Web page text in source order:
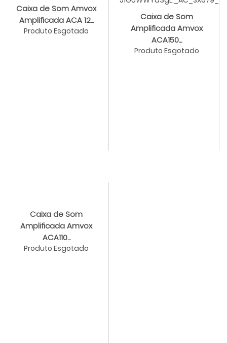
Caixa de Som Amvox
Amplificada ACA 12...
Produto Esgotado
Caixa de Som
Amplificada Amvox
ACA150...
Produto Esgotado
Caixa de Som
Amplificada Amvox
ACA110...
Produto Esgotado